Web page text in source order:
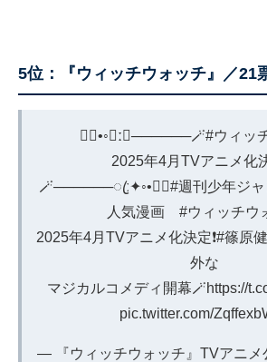
5位：『ウィッチウォッチ』／21
🧙‍♀️•◦✦ːꦿ──────🪄#ウィッ
2025年4月TVアニメ化
🪄──────ꦿː✦◦•🧙‍♀️#週刊少年ジ
人気漫画 #ウィッチウ
2025年4月TVアニメ化決定❗️#篠原
外な
マジカルコメディ開幕🪄https://
pic.twitter.com/
— 『ウィッチウォッチ』TVアニメ